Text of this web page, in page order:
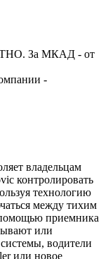
За МКАД - от
-
владельцам
контролировать
технологию
между тихим
приемника
или
водители
или новое